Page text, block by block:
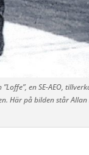
en SE-AEO,
Här på bilden står Allan